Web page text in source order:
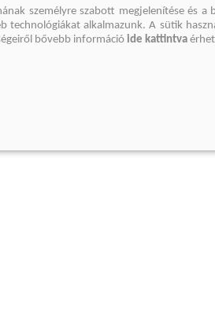
személyre szabott megjelenítése és a
technológiákat alkalmazunk. A sütik
bővebb információ ide kattintva